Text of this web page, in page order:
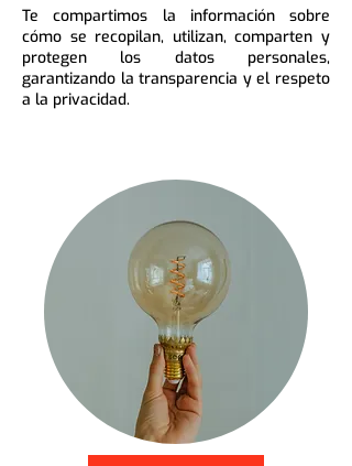
Te compartimos la información sobre
cómo se recopilan, utilizan, comparten y
protegen los datos personales,
garantizando la transparencia y el respeto
a la privacidad.